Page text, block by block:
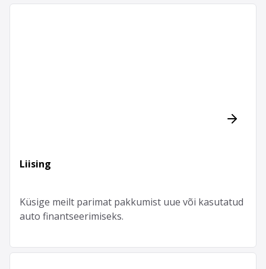
Liising
Küsige meilt parimat pakkumist uue või kasutatud
auto finantseerimiseks.